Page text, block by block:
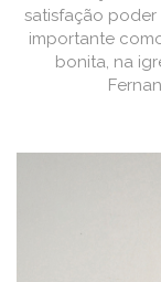
satisfação poder
importante
bonita, na